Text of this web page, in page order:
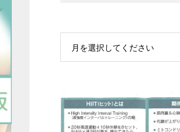
月を選択してください